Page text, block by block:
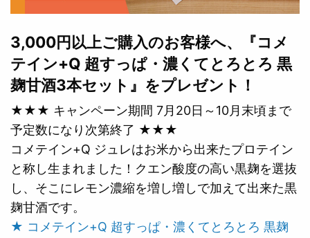
3,000円以上ご購入のお客様へ、『コメ
テイン+Q 超すっぱ・濃くてとろとろ 黒
麹甘酒3本セット』をプレゼント！
★★★ キャンペーン期間 7月20日～10月末頃まで
予定数になり次第終了 ★★★
コメテイン+Q ジュレはお米から出来たプロテイン
と称し生まれました！クエン酸度の高い黒麹を選抜
し、そこにレモン濃縮を増し増しで加えて出来た黒
麹甘酒です。
★ コメテイン+Q 超すっぱ・濃くてとろとろ 黒麹